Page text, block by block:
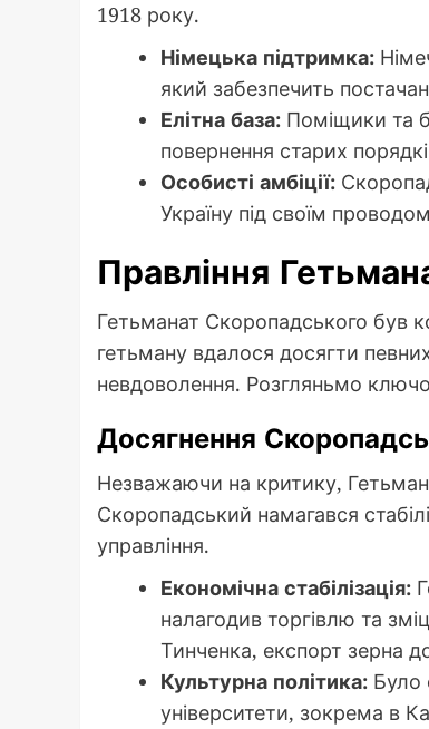
1918 року.
Німецька підтримка:
який забезпечить
Елітна база: Поміщики та
повернення старих
Особисті амбіції:
Україну під своїм
Правління
Гетьманат Скоропадського був
гетьману вдалося досягти
невдоволення. Розгляньмо
Досягнення
Незважаючи на критику,
Скоропадський намагався
управління.
Економічна стабілізація:
налагодив торгівлю та
Тинченка, експорт зерна
Культурна політика: Було
університети, зокрема в